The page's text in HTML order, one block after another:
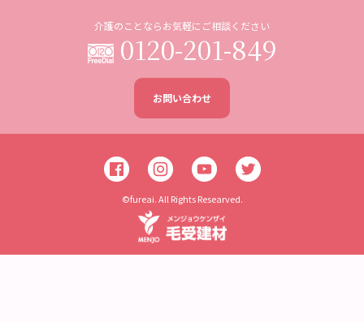
介護のことならお気軽にご相談ください
0120-201-849
お問い合わせ
©fureai. All Rights Researved.